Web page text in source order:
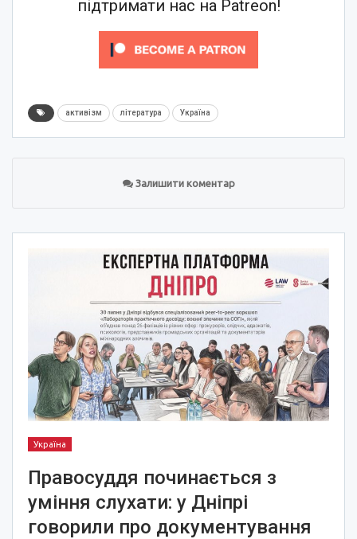
підтримати нас на Patreon!
активізм література Україна
Залишити коментар
Україна
Правосуддя починається з
уміння слухати: у Дніпрі
говорили про документування